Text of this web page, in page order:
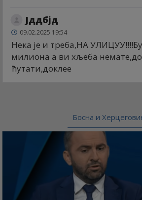
Јддбјд
09.02.2025 19:54
Нека је и треба,НА
милиона а ви хљеба
ћутати,доклее
Босна и